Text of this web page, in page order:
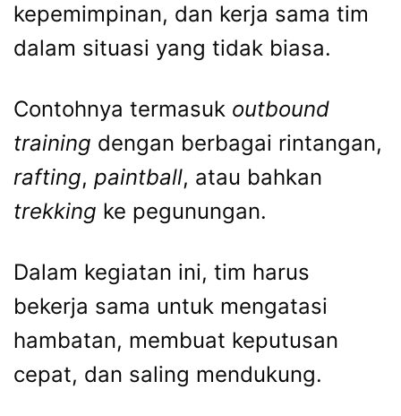
kepemimpinan, dan kerja sama tim
dalam situasi yang tidak biasa.
Contohnya termasuk outbound
training dengan berbagai rintangan,
rafting, paintball, atau bahkan
trekking ke pegunungan.
Dalam kegiatan ini, tim harus
bekerja sama untuk mengatasi
hambatan, membuat keputusan
cepat, dan saling mendukung.